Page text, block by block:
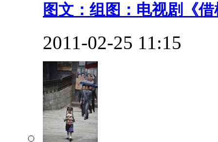
图文：组图：电视剧《
2011-02-25 11:15